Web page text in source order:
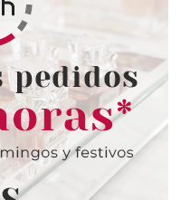
SHAVE
ML
desde